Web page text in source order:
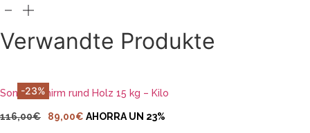
Verwandte Produkte
-23%
IN DEN WARENKORB LEGEN
Sonnenschirm rund Holz 15 kg – Kilo
116,00€
Ursprünglicher
89,00€ Aktueller
AHORRA UN 23%